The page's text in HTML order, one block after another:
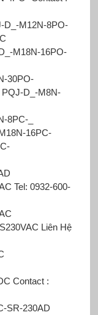
D_-M12N-8PO-
M18N-16PO-
30PO-
D_-M8N-
8PC-_
16PC-
Tel: 0932-600-
Liên Hệ
Contact :
SR-230AD